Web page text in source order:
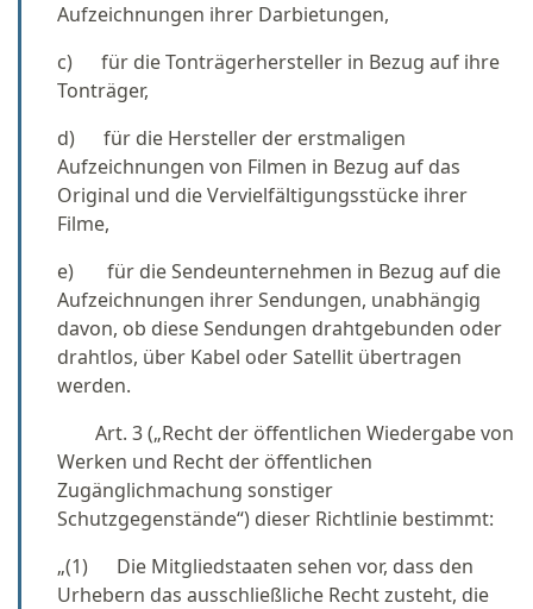
Aufzeichnungen ihrer Darbietungen,
c) für die Tonträgerhersteller in Bezug auf ihre
Tonträger,
d) für die Hersteller der erstmaligen
Aufzeichnungen von Filmen in Bezug auf das
Original und die Vervielfältigungsstücke ihrer
Filme,
e) für die Sendeunternehmen in Bezug auf die
Aufzeichnungen ihrer Sendungen, unabhängig
davon, ob diese Sendungen drahtgebunden oder
drahtlos, über Kabel oder Satellit übertragen
werden.
Art. 3 („Recht der öffentlichen Wiedergabe von
Werken und Recht der öffentlichen
Zugänglichmachung sonstiger
Schutzgegenstände“) dieser Richtlinie bestimmt:
„(1) Die Mitgliedstaaten sehen vor, dass den
Urhebern das ausschließliche Recht zusteht, die